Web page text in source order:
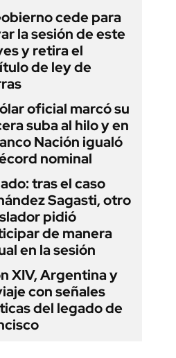
cede para
la sesión de este
y retira el
de ley de
oficial marcó su
suba al hilo y en
Nación igualó
nominal
tras el caso
Sagasti, otro
pidió
de manera
en la sesión
XIV, Argentina y
con señales
del legado de